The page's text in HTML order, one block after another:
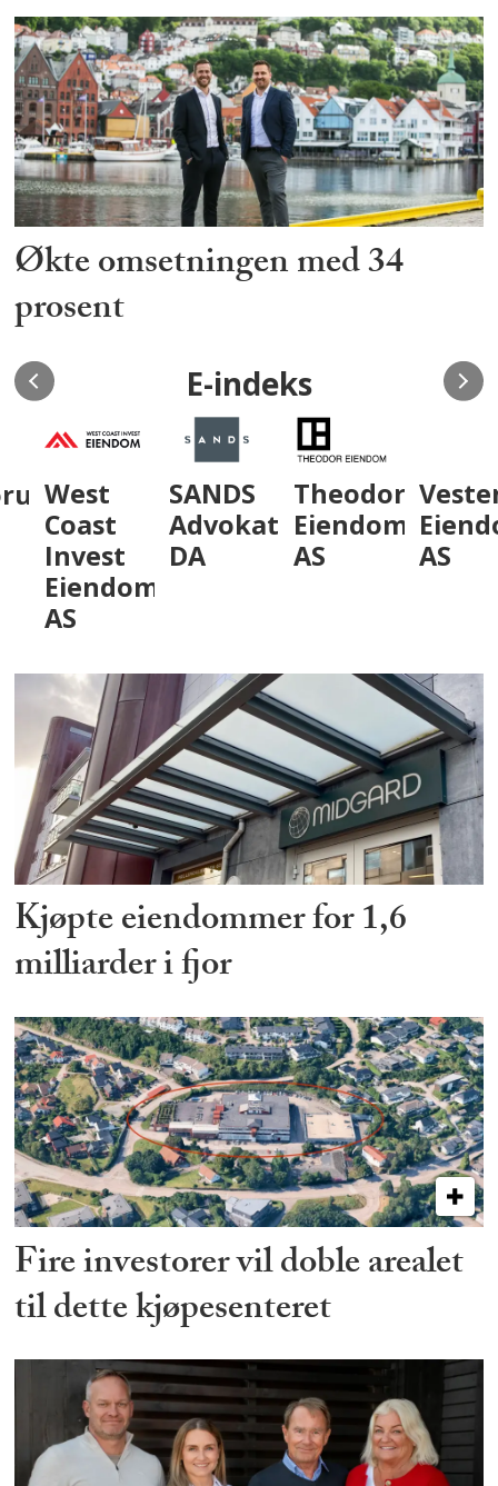
Økte omsetningen med 34
prosent
E-indeks
West
Coast
Invest
Eiendom
AS
SANDS
Advokatfirma
DA
Theodor
Eiendom
AS
AS
Kjøpte eiendommer for 1,6
milliarder i fjor
Fire investorer vil doble arealet
til dette kjøpesenteret